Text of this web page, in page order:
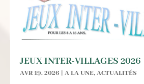
JEUX INTER-VILLAGES 2026
AVR 19, 2026 | A LA UNE,ACTUALITÉS